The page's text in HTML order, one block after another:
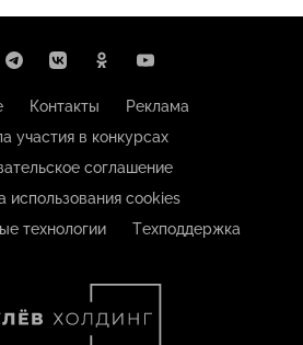
Контакты
Реклама
участия в конкурсах
соглашение
использования cookies
технологии
Техподдержка